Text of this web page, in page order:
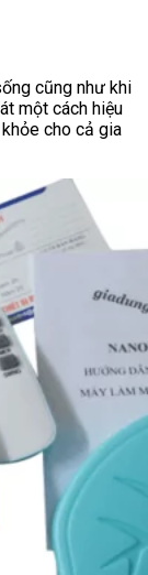
cũng như khi
một cách hiệu
cho cả gia